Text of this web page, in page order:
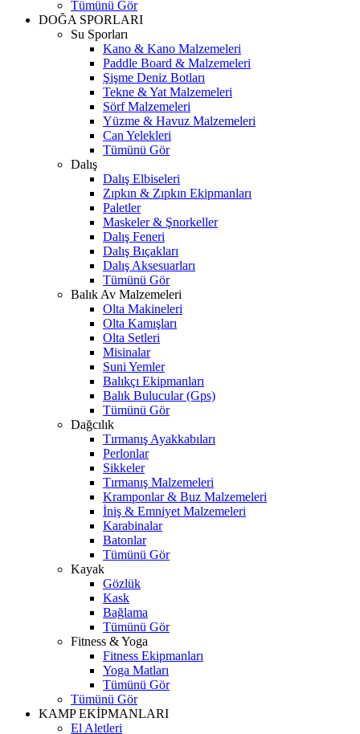
Tümünü Gör
DOĞA SPORLARI
Su Sporları
Kano & Kano Malzemeleri
Paddle Board & Malzemeleri
Şişme Deniz Botları
Tekne & Yat Malzemeleri
Sörf Malzemeleri
Yüzme & Havuz Malzemeleri
Can Yelekleri
Tümünü Gör
Dalış
Dalış Elbiseleri
Zıpkın & Zıpkın Ekipmanları
Paletler
Maskeler & Şnorkeller
Dalış Feneri
Dalış Bıçakları
Dalış Aksesuarları
Tümünü Gör
Balık Av Malzemeleri
Olta Makineleri
Olta Kamışları
Olta Setleri
Misinalar
Suni Yemler
Balıkçı Ekipmanları
Balık Bulucular (Gps)
Tümünü Gör
Dağcılık
Tırmanış Ayakkabıları
Perlonlar
Sikkeler
Tırmanış Malzemeleri
Kramponlar & Buz Malzemeleri
İniş & Emniyet Malzemeleri
Karabinalar
Batonlar
Tümünü Gör
Kayak
Gözlük
Kask
Bağlama
Tümünü Gör
Fitness & Yoga
Fitness Ekipmanları
Yoga Matları
Tümünü Gör
Tümünü Gör
KAMP EKİPMANLARI
El Aletleri